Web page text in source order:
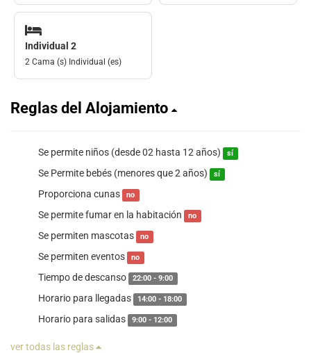
Individual 2
2 Cama (s) Individual (es)
Reglas del Alojamiento
Se permite niños (desde 02 hasta 12 años) sí
Se Permite bebés (menores que 2 años) sí
Proporciona cunas no
Se permite fumar en la habitación no
Se permiten mascotas no
Se permiten eventos no
Tiempo de descanso 22:00 - 9:00
Horario para llegadas 14:00 - 18:00
Horario para salidas 9:00 - 12:00
ver todas las reglas